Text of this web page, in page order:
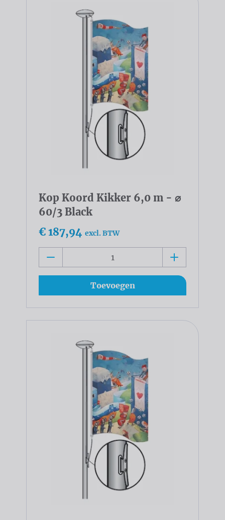
Kop Koord Kikker 6,0 m - ⌀
60/3 Black
€ 187,94 excl. BTW
Toevoegen